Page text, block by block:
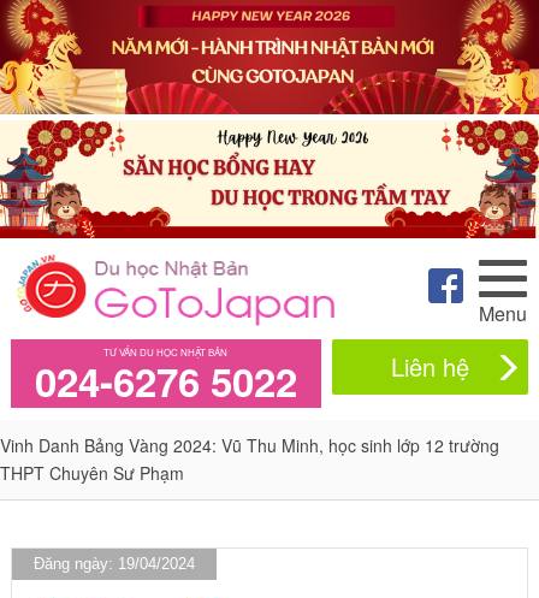
Menu
TƯ VẤN DU HỌC NHẬT BẢN
024-6276 5022 Liên hệ
Vinh Danh Bảng Vàng 2024: Vũ Thu Minh, học sinh lớp 12 trường
THPT Chuyên Sư Phạm
Đăng ngày: 19/04/2024